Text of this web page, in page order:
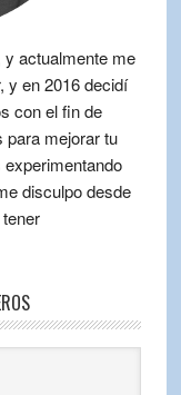
actualmente me
y en 2016 decidí
con el fin de
mejorar tu
disculpo desde